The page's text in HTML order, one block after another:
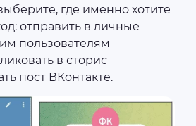
где именно хотите
отправить в личные
пользователям
в сторис
пост ВКонтакте.